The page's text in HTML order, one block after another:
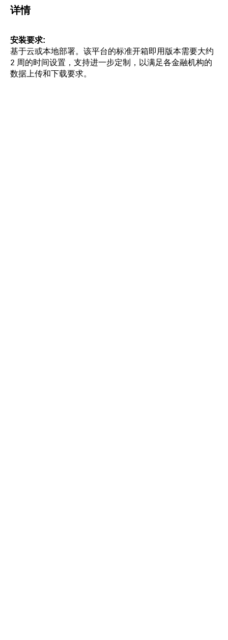
详情
安装要求
基于云或本地部署。该平台的标准开箱即用版本需要大约
2 周的时间设置，支持进一步定制，以满足各金融机构的
数据上传和下载要求。